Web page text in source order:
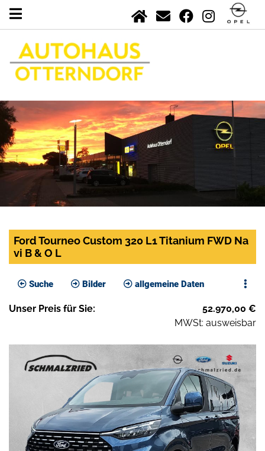
Ford Tourneo Custom 320 L1 Titanium FWD Na
vi B & O L
Suche Bilder allgemeine Daten
Unser Preis für Sie: 52.970,00 €
MWSt: ausweisbar